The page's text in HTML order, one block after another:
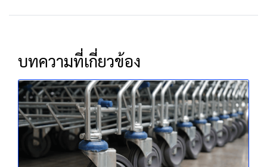
บทความที่เกี่ยวข้อง